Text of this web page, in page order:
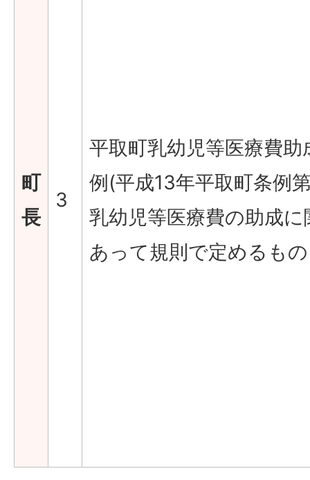
町
長
3
平取町乳幼児等医療費
例(平成13年平取町条例
乳幼児等医療費の助成
あって規則で定めるもの